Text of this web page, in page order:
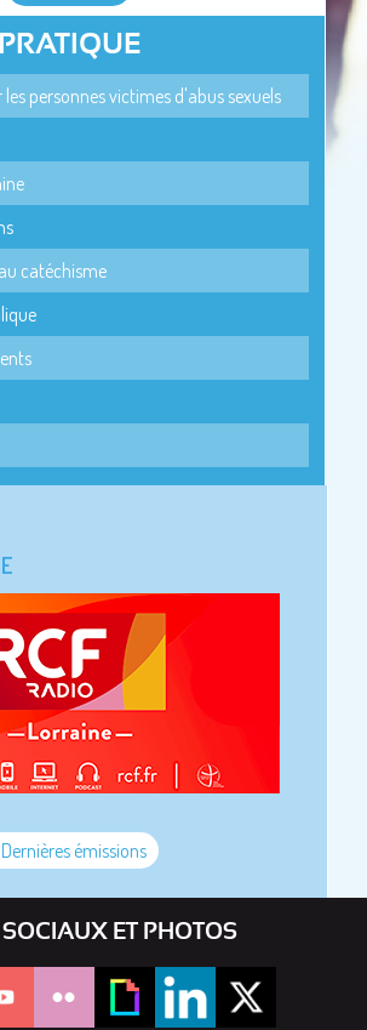
PRATIQUE
personnes victimes d'abus sexuels
catéchisme
Dernières émissions
SOCIAUX ET PHOTOS